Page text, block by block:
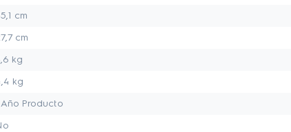
cm
cm
kg
kg
Año Producto